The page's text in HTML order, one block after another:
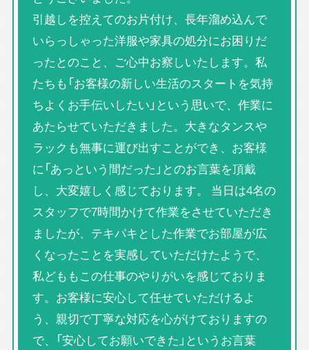
引越しを控えてのお片付け、長年溜め込んで
いらっしゃった洋服や家具の処分にお困りだ
ったとのこと、ご心中お察しいたします。私
たちも「お客様の新しい生活のスタートを気持
ちよくお手伝いしたい」という思いで、作業に
あたらせていただきました。大きなタンスや
ラックも無事に運び出すことができ、お客様
に「あっという間だった」とのお言葉を頂戴
し、大変嬉しく感じております。 当日は4名の
スタッフで7時間かけて作業をさせていただき
ましたが、テキパキとした作業でお部屋が広
くなったことを実感していただけたようで、
私どももこの仕事のやりがいを感じておりま
す。お客様に安心して任せていただけるよ
う、親切で丁寧な対応を心がけておりますの
で、「安心してお願いできた」というお言葉